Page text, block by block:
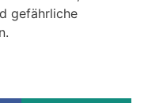
gefährliche